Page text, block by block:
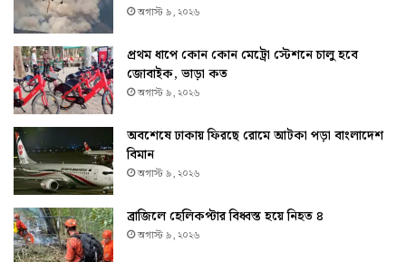
অগাস্ট ৯, ২০২৬
প্রথম ধাপে কোন কোন মেট্রো স্টেশনে চালু হবে
জোবাইক, ভাড়া কত
অগাস্ট ৯, ২০২৬
অবশেষে ঢাকায় ফিরছে রোমে আটকা পড়া বাংলাদেশ
বিমান
অগাস্ট ৯, ২০২৬
ব্রাজিলে হেলিকপ্টার বিধ্বস্ত হয়ে নিহত ৪
অগাস্ট ৯, ২০২৬